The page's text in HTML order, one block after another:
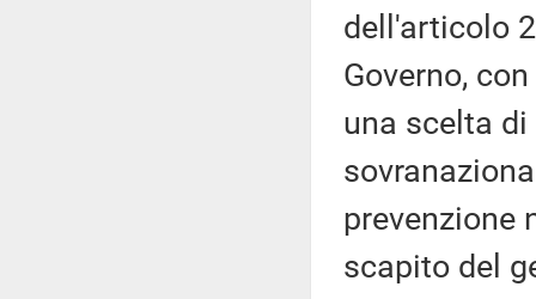
dell'articolo
Governo,
una scelta
prevenzione
scapito del